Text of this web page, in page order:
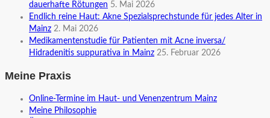
dauerhafte Rötungen 5. Mai 2026
Endlich reine Haut: Akne Spezialsprechstunde für jedes Alter in
Mainz 2. Mai 2026
Medikamentenstudie für Patienten mit Acne inversa/
Hidradenitis suppurativa in Mainz 25. Februar 2026
Meine Praxis
Online-Termine im Haut- und Venenzentrum Mainz
Meine Philosophie